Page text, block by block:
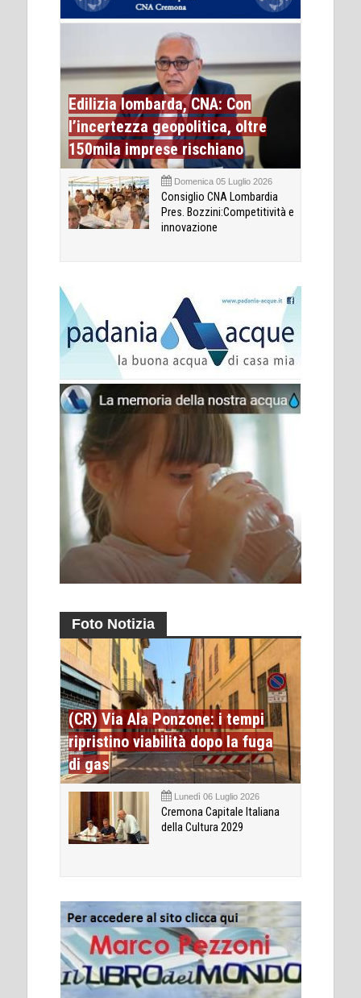
Edilizia lombarda, CNA: Con
l’incertezza geopolitica, oltre
150mila imprese rischiano
Domenica 05 Luglio 2026
Consiglio CNA Lombardia
Pres. Bozzini:Competitività e
innovazione
Foto Notizia
(CR) Via Ala Ponzone: i tempi
ripristino viabilità dopo la fuga
di gas
Lunedì 06 Luglio 2026
Cremona Capitale Italiana
della Cultura 2029